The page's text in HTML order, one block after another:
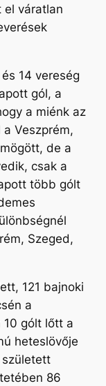
el váratlan
14 vereség
gól, a
a miénk az
Veszprém,
de a
csak a
több gólt
Szeged,
121 bajnoki
a
10 gólt lőtt a
heteslövője
született
86